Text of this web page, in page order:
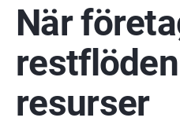
När
resurser